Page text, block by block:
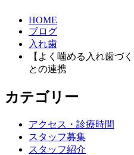
HOME
ブログ
入れ歯
【よく噛める入れ歯づ
との連携
カテゴリー
アクセス・診療時間
スタッフ募集
スタッフ紹介